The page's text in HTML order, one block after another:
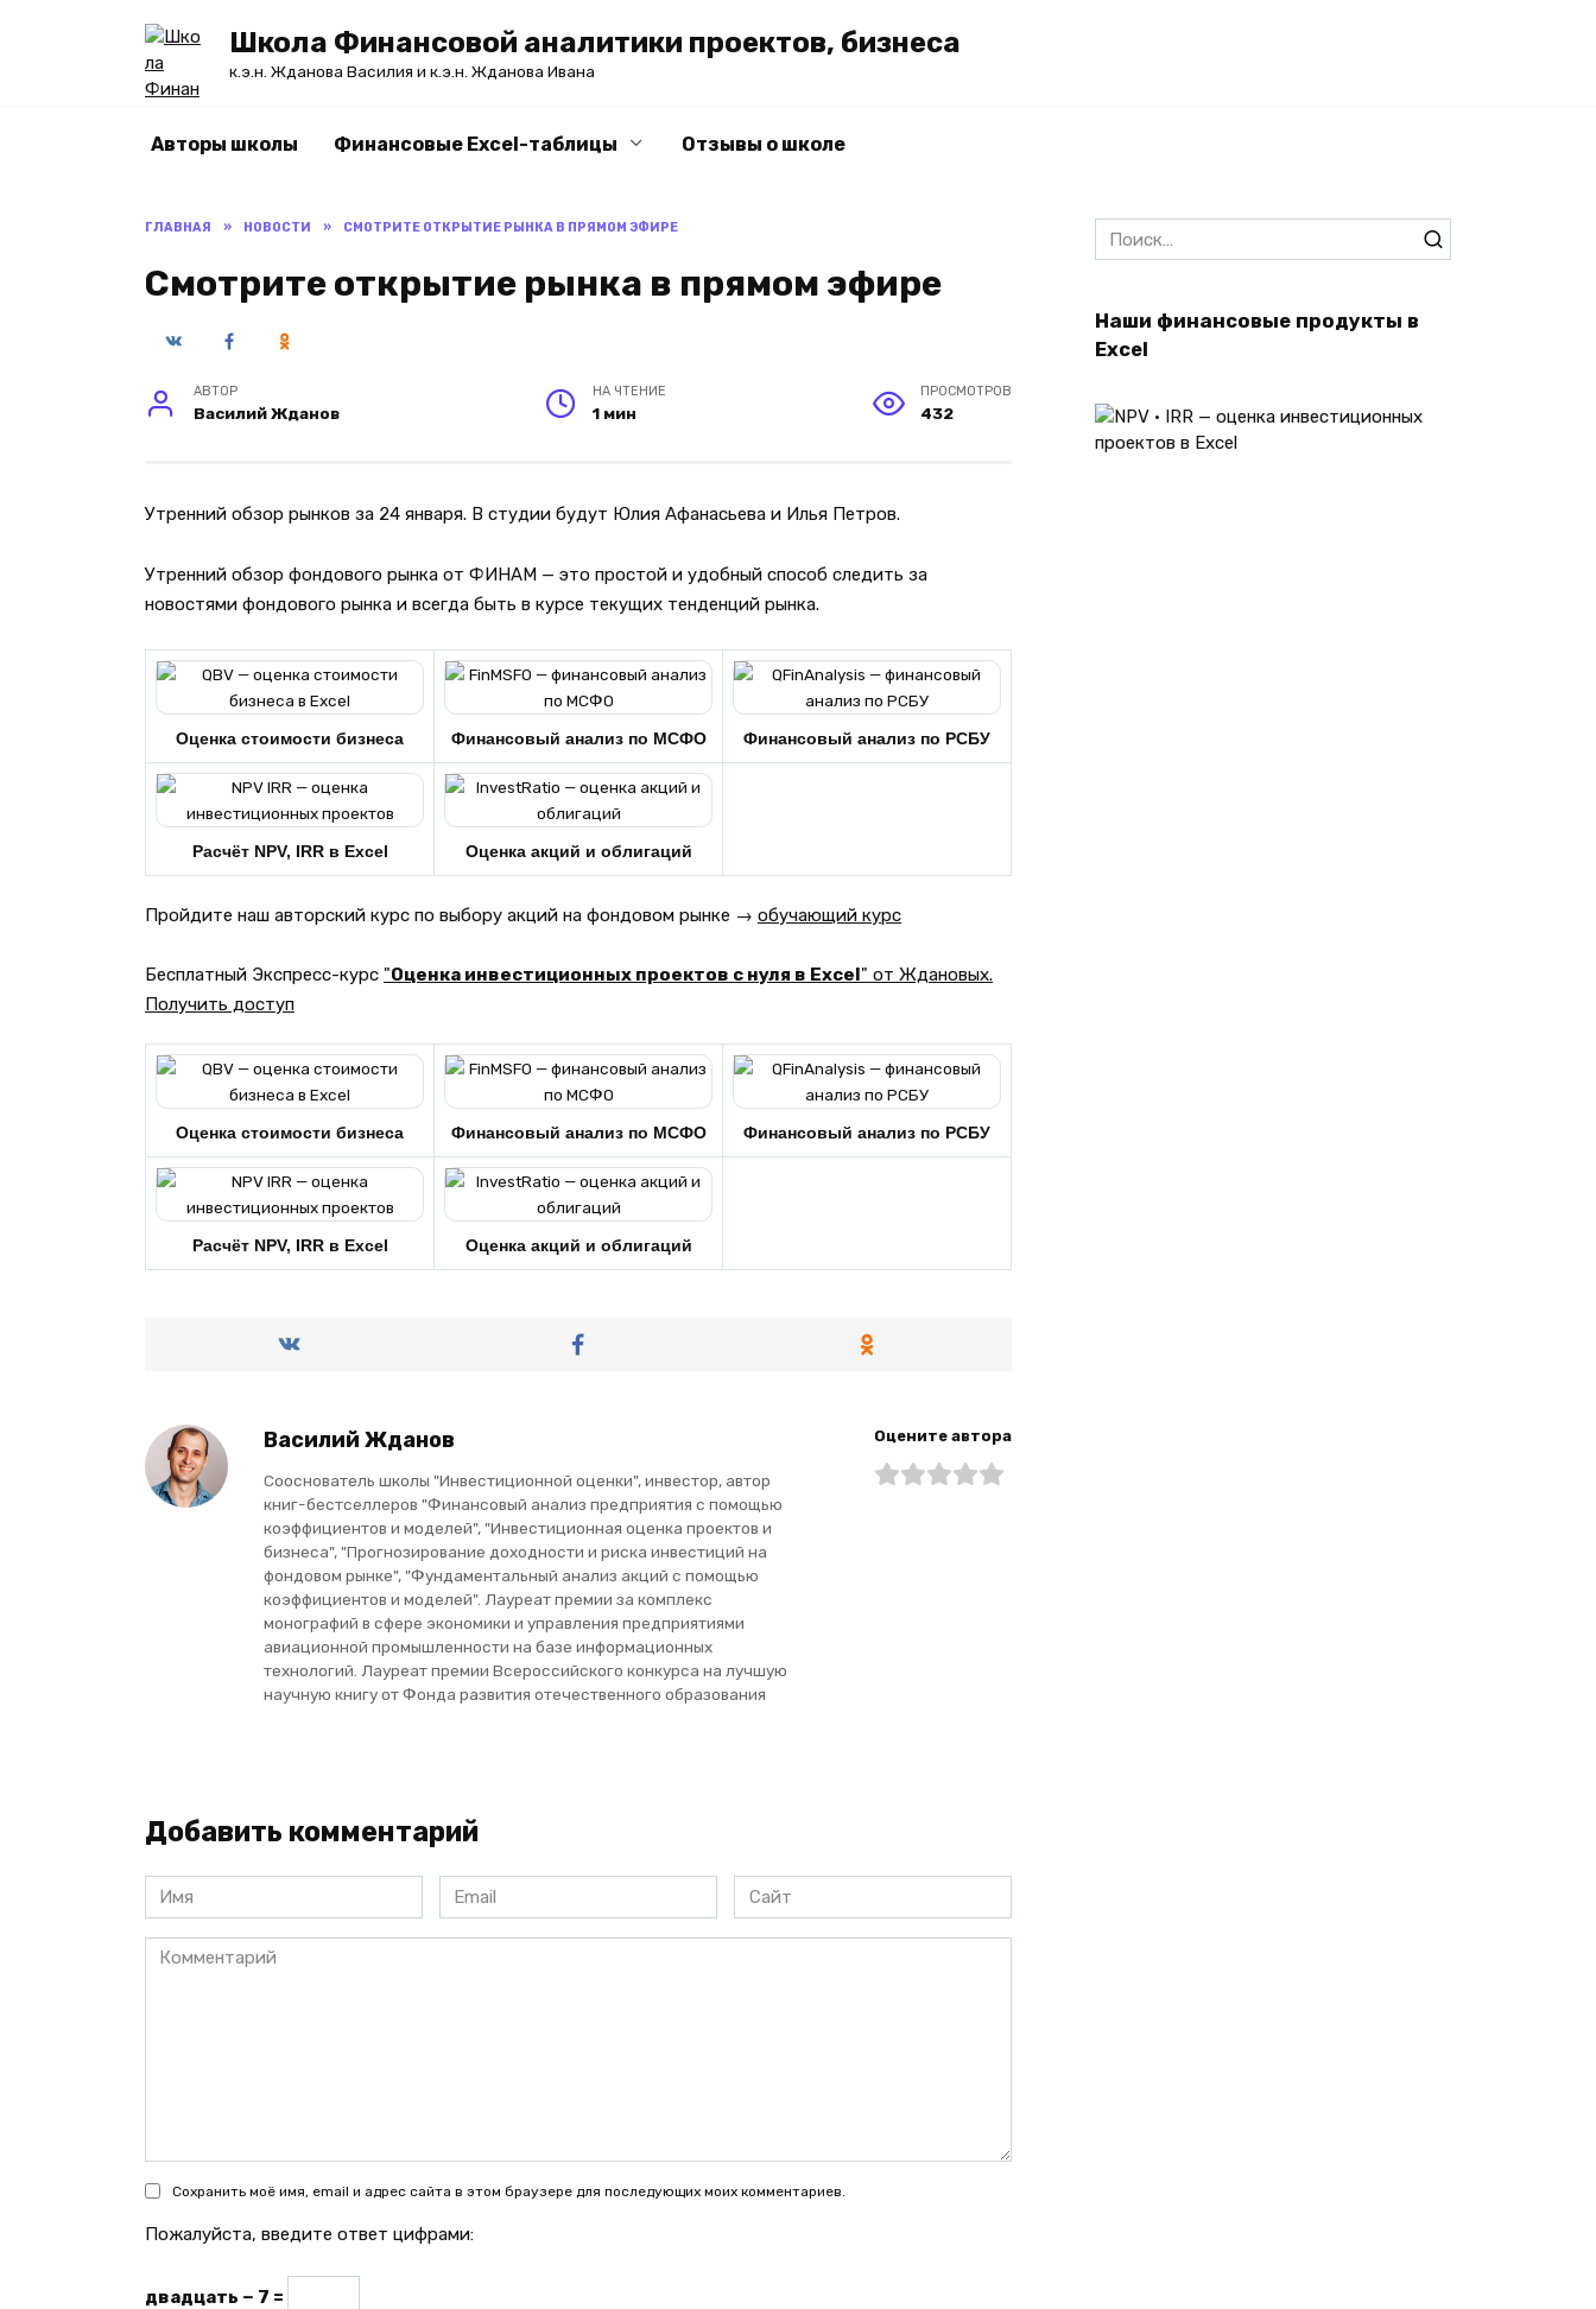
Школа Финансовой аналитики проектов, бизнеса
к.э.н. Жданова Василия и к.э.н. Жданова Ивана
Авторы школы Финансовые Excel-таблицы Отзывы о школе
ГЛАВНАЯ » НОВОСТИ » СМОТРИТЕ ОТКРЫТИЕ РЫНКА В ПРЯМОМ ЭФИРЕ
Смотрите открытие рынка в прямом эфире
АВТОР
Василий Жданов
НА ЧТЕНИЕ
1 мин
ПРОСМОТРОВ
432
Утренний обзор рынков за 24 января. В студии будут Юлия Афанасьева и Илья Петров.
Утренний обзор фондового рынка от ФИНАМ — это простой и удобный способ следить за
новостями фондового рынка и всегда быть в курсе текущих тенденций рынка.
Оценка стоимости бизнеса Финансовый анализ по МСФО Финансовый анализ по РСБУ
Расчёт NPV, IRR в Excel Оценка акций и облигаций
Пройдите наш авторский курс по выбору акций на фондовом рынке → обучающий курс
Бесплатный Экспресс-курс "Оценка инвестиционных проектов с нуля в Excel" от Ждановых.
Получить доступ
Оценка стоимости бизнеса Финансовый анализ по МСФО Финансовый анализ по РСБУ
Расчёт NPV, IRR в Excel Оценка акций и облигаций
Василий Жданов
Сооснователь школы "Инвестиционной оценки", инвестор, автор
книг-бестселлеров "Финансовый анализ предприятия с помощью
коэффициентов и моделей", "Инвестиционная оценка проектов и
бизнеса", "Прогнозирование доходности и риска инвестиций на
фондовом рынке", "Фундаментальный анализ акций с помощью
коэффициентов и моделей". Лауреат премии за комплекс
монографий в сфере экономики и управления предприятиями
авиационной промышленности на базе информационных
технологий. Лауреат премии Всероссийского конкурса на лучшую
научную книгу от Фонда развития отечественного образования
Оцените автора
Добавить комментарий
Имя
*
Email
*
Сайт
Комментарий
Сохранить моё имя, email и адрес сайта в этом браузере для последующих моих комментариев.
Пожалуйста, введите ответ цифрами:
двадцать − 7 =
Search
for:
Наши финансовые продукты в
Excel